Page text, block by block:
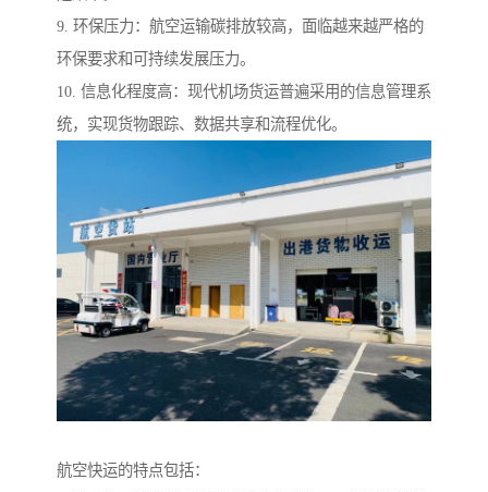
9. 环保压力：航空运输碳排放较高，面临越来越严格的
环保要求和可持续发展压力。
10. 信息化程度高：现代机场货运普遍采用的信息管理系
统，实现货物跟踪、数据共享和流程优化。
航空快运的特点包括：